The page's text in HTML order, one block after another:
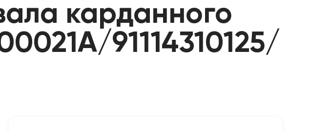
карданного
91114310125/